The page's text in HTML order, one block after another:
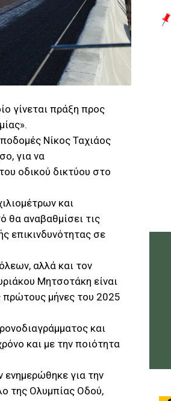
γίνεται πράξη προς
Νίκος Ταχιάος
για να
οδικού δικτύου στο
και
θα αναβαθμίσει τις
επικινδυνότητας σε
αλλά και τον
Μητσοτάκη είναι
πρώτους μήνες του 2025
και
και με την ποιότητα
για την
της Ολυμπίας Οδού,